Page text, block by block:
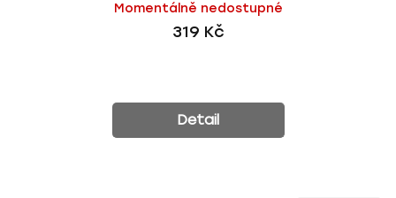
Momentálně nedostupné
319 Kč
Detail